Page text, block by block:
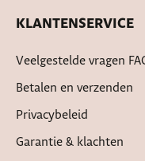
KLANTENSERVICE
Veelgestelde vragen
Betalen en verzenden
Privacybeleid
Garantie & klachten